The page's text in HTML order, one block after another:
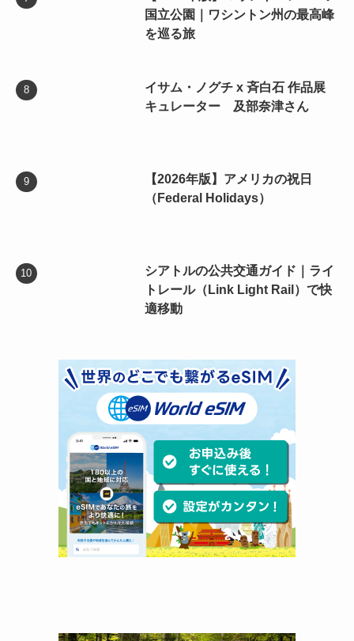
国立公園｜ワシントン州の最高峰
を巡る旅
イサム・ノグチ x 斉白石 作品展
キュレーター 及部奈津さん
【2026年版】アメリカの祝日
（Federal Holidays）
シアトルの公共交通ガイド｜ライ
トレール（Link Light Rail）で快
適移動